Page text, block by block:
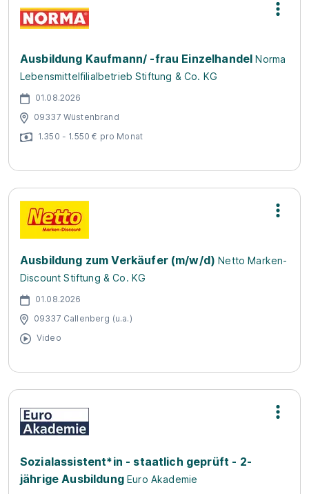
Ausbildung Kaufmann/ -frau Einzelhandel Norma
Lebensmittelfilialbetrieb Stiftung & Co. KG
01.08.2026
09337 Wüstenbrand
1.350 - 1.550 € pro Monat
Ausbildung zum Verkäufer (m/w/d) Netto Marken-
Discount Stiftung & Co. KG
01.08.2026
09337 Callenberg (u.a.)
Video
Sozialassistent*in - staatlich geprüft - 2-
jährige Ausbildung Euro Akademie